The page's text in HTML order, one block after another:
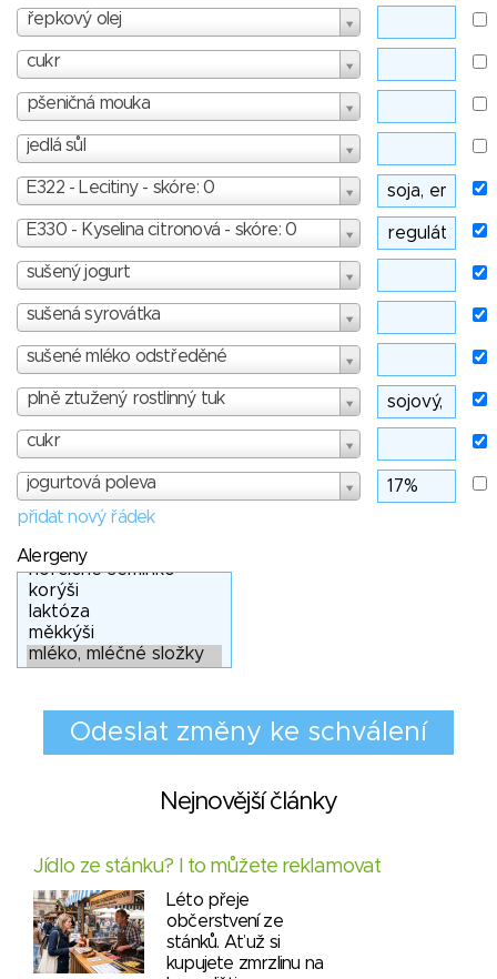
řepkový olej
cukr
pšeničná mouka
jedlá sůl
E322 - Lecitiny - skóre: 0
E330 - Kyselina citronová - skóre: 0
sušený jogurt
sušená syrovátka
sušené mléko odstředěné
plně ztužený rostlinný tuk
cukr
jogurtová poleva
přidat nový řádek
Alergeny
Nejnovější články
Jídlo ze stánku? I to můžete reklamovat
Léto přeje
občerstvení ze
stánků. Ať už si
kupujete zmrzlinu na